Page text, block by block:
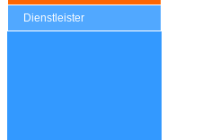
Dienstleister